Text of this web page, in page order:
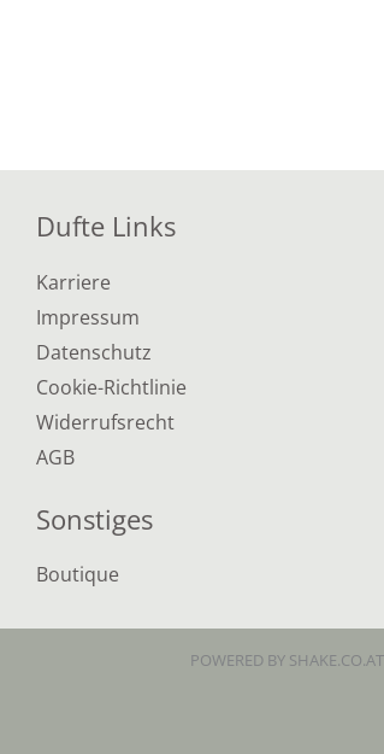
Dufte Links
Karriere
Impressum
Datenschutz
Cookie-Richtlinie
Widerrufsrecht
AGB
Sonstiges
Boutique
POWERED BY SHAKE.CO.AT